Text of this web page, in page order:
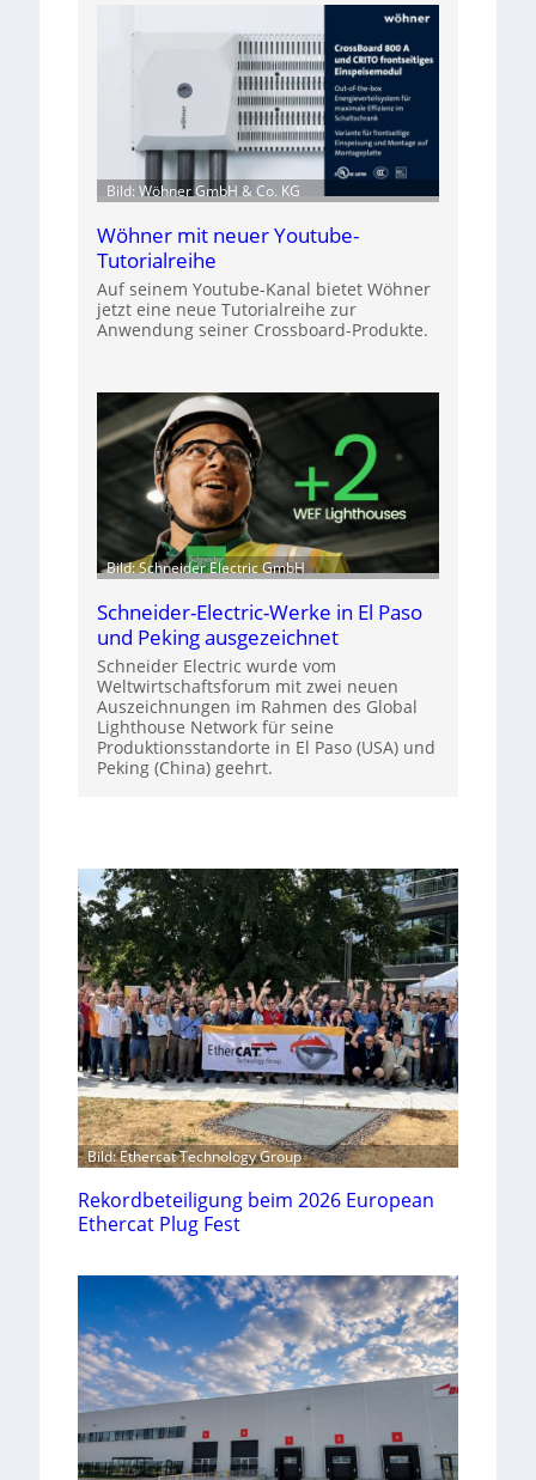
Bild: Wöhner GmbH & Co. KG
Wöhner mit neuer Youtube-
Tutorialreihe
Auf seinem Youtube-Kanal bietet Wöhner
jetzt eine neue Tutorialreihe zur
Anwendung seiner Crossboard-Produkte.
Bild: Schneider Electric GmbH
Schneider-Electric-Werke in El Paso
und Peking ausgezeichnet
Schneider Electric wurde vom
Weltwirtschaftsforum mit zwei neuen
Auszeichnungen im Rahmen des Global
Lighthouse Network für seine
Produktionsstandorte in El Paso (USA) und
Peking (China) geehrt.
Bild: Ethercat Technology Group
Rekordbeteiligung beim 2026 European
Ethercat Plug Fest